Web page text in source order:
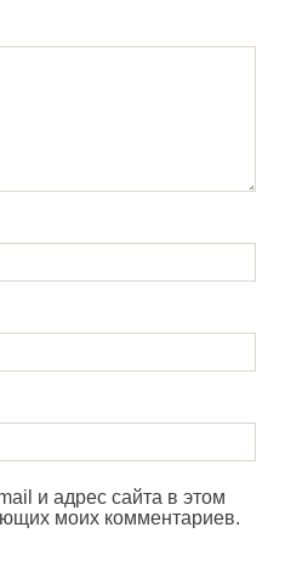
и адрес сайта в этом
моих комментариев.